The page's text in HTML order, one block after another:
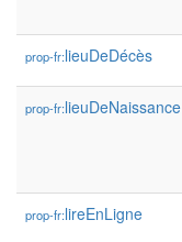
prop-fr:lieuDeDécès
prop-fr:lieuDeNaissance
prop-fr:lireEnLigne